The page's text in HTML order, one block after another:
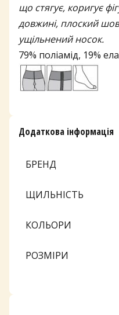
що стягує, коригує
довжині, плоский
ущільнений носок.
79% поліамід, 19%
Додаткова інформація
БРЕНД
ЩИЛЬНІСТЬ
КОЛЬОРИ
РОЗМІРИ